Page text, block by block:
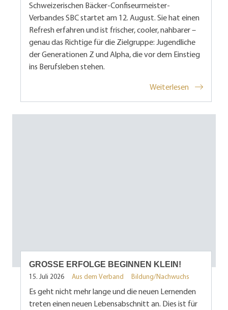
Schweizerischen Bäcker-Confiseurmeister-
Verbandes SBC startet am 12. August. Sie hat einen
Refresh erfahren und ist frischer, cooler, nahbarer –
genau das Richtige für die Zielgruppe: Jugendliche
der Generationen Z und Alpha, die vor dem Einstieg
ins Berufsleben stehen.
Weiterlesen
GROSSE ERFOLGE BEGINNEN KLEIN!
15. Juli 2026 Aus dem Verband Bildung/Nachwuchs
Es geht nicht mehr lange und die neuen Lernenden
treten einen neuen Lebensabschnitt an. Dies ist für